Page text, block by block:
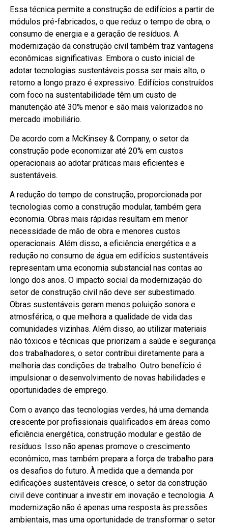
Essa técnica permite a construção de edifícios a partir de
módulos pré-fabricados, o que reduz o tempo de obra, o
consumo de energia e a geração de resíduos. A
modernização da construção civil também traz vantagens
econômicas significativas. Embora o custo inicial de
adotar tecnologias sustentáveis possa ser mais alto, o
retorno a longo prazo é expressivo. Edifícios construídos
com foco na sustentabilidade têm um custo de
manutenção até 30% menor e são mais valorizados no
mercado imobiliário.
De acordo com a McKinsey & Company, o setor da
construção pode economizar até 20% em custos
operacionais ao adotar práticas mais eficientes e
sustentáveis.
A redução do tempo de construção, proporcionada por
tecnologias como a construção modular, também gera
economia. Obras mais rápidas resultam em menor
necessidade de mão de obra e menores custos
operacionais. Além disso, a eficiência energética e a
redução no consumo de água em edifícios sustentáveis
representam uma economia substancial nas contas ao
longo dos anos. O impacto social da modernização do
setor de construção civil não deve ser subestimado.
Obras sustentáveis geram menos poluição sonora e
atmosférica, o que melhora a qualidade de vida das
comunidades vizinhas. Além disso, ao utilizar materiais
não tóxicos e técnicas que priorizam a saúde e segurança
dos trabalhadores, o setor contribui diretamente para a
melhoria das condições de trabalho. Outro benefício é
impulsionar o desenvolvimento de novas habilidades e
oportunidades de emprego.
Com o avanço das tecnologias verdes, há uma demanda
crescente por profissionais qualificados em áreas como
eficiência energética, construção modular e gestão de
resíduos. Isso não apenas promove o crescimento
econômico, mas também prepara a força de trabalho para
os desafios do futuro. À medida que a demanda por
edificações sustentáveis cresce, o setor da construção
civil deve continuar a investir em inovação e tecnologia. A
modernização não é apenas uma resposta às pressões
ambientais, mas uma oportunidade de transformar o setor